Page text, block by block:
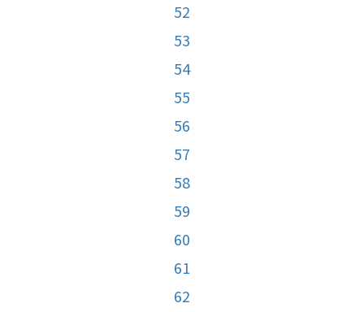
52
53
54
55
56
57
58
59
60
61
62